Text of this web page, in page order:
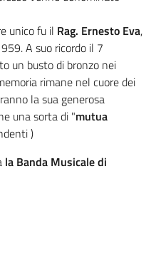
unico fu il Rag. Ernesto Eva,
A suo ricordo il 7
un busto di bronzo nei
rimane nel cuore dei
la sua generosa
una sorta di "mutua
)
la Banda Musicale di